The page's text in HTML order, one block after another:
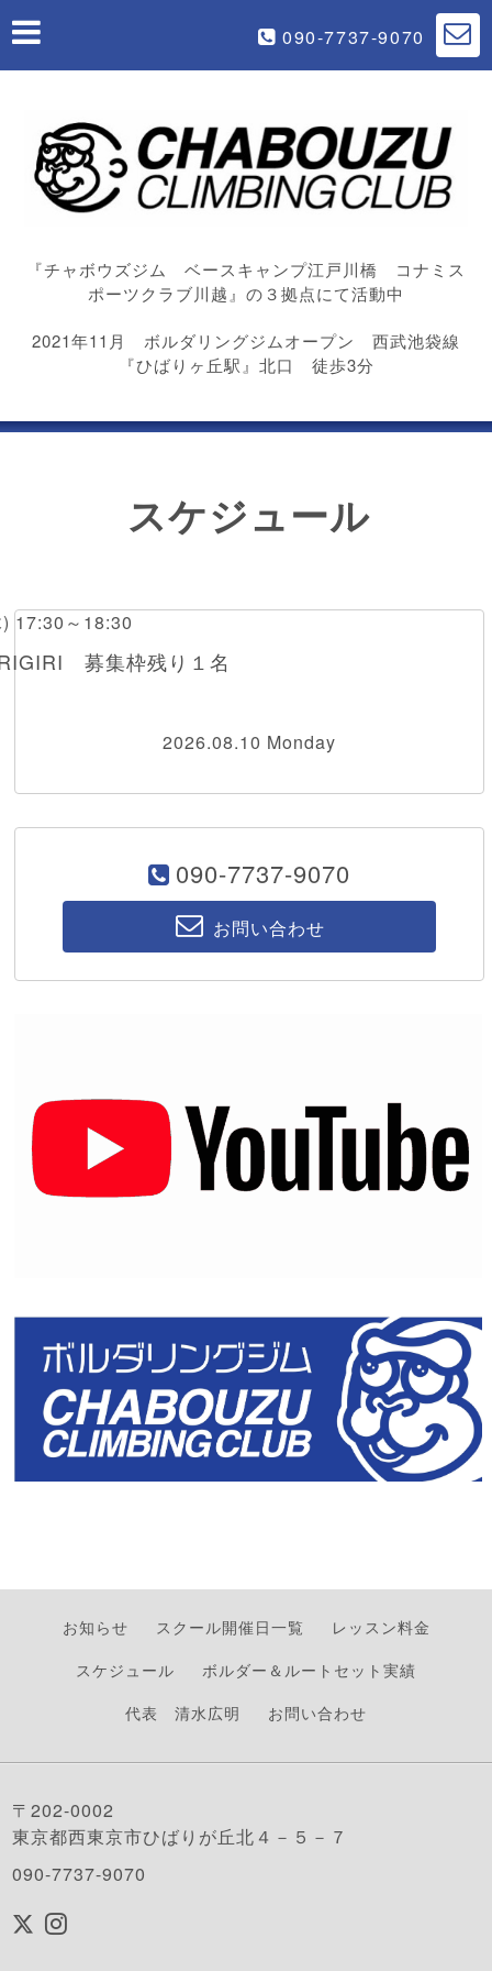
090-7737-9070
『チャボウズジム ベースキャンプ江戸川橋 コナミス
ポーツクラブ川越』の３拠点にて活動中
2021年11月 ボルダリングジムオープン 西武池袋線
『ひばりヶ丘駅』北口 徒歩3分
スケジュール
17:30～18:30
募集枠残り１名
2026.08.10 Monday
090-7737-9070
お問い合わせ
お知らせ スクール開催日一覧
レッスン料金
スケジュール
ボルダー＆ルートセット実績
代表 清水広明
お問い合わせ
〒202-0002
東京都西東京市ひばりが丘北４－５－７
090-7737-9070